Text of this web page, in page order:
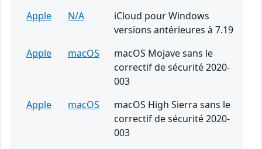
Apple
N/A
iCloud pour Windows
versions antérieures à 7.19
Apple
macOS
macOS Mojave sans le
correctif de sécurité 2020-
003
Apple
macOS
macOS High Sierra sans le
correctif de sécurité 2020-
003